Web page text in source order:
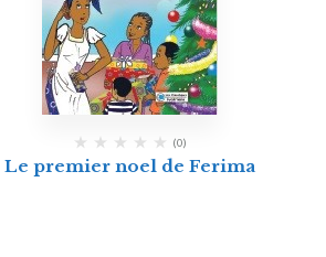
(0)
Le premier noel de Ferima